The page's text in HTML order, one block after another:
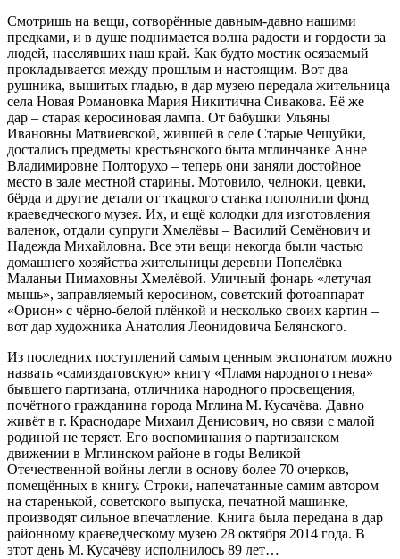
Смотришь на вещи, сотворённые давным-давно нашими
предками, и в душе поднимается волна радости и гордости за
людей, населявших наш край. Как будто мостик осязаемый
прокладывается между прошлым и настоящим. Вот два
рушника, вышитых гладью, в дар музею передала жительница
села Новая Романовка Мария Никитична Сивакова. Её же
дар – старая керосиновая лампа. От бабушки Ульяны
Ивановны Матвиевской, жившей в селе Старые Чешуйки,
достались предметы крестьянского быта мглинчанке Анне
Владимировне Полторухо – теперь они заняли достойное
место в зале местной старины. Мотовило, челноки, цевки,
бёрда и другие детали от ткацкого станка пополнили фонд
краеведческого музея. Их, и ещё колодки для изготовления
валенок, отдали супруги Хмелёвы – Василий Семёнович и
Надежда Михайловна. Все эти вещи некогда были частью
домашнего хозяйства жительницы деревни Попелёвка
Маланьи Пимаховны Хмелёвой. Уличный фонарь «летучая
мышь», заправляемый керосином, советский фотоаппарат
«Орион» с чёрно-белой плёнкой и несколько своих картин –
вот дар художника Анатолия Леонидовича Белянского.
Из последних поступлений самым ценным экспонатом можно
назвать «самиздатовскую» книгу «Пламя народного гнева»
бывшего партизана, отличника народного просвещения,
почётного гражданина города Мглина М. Кусачёва. Давно
живёт в г. Краснодаре Михаил Денисович, но связи с малой
родиной не теряет. Его воспоминания о партизанском
движении в Мглинском районе в годы Великой
Отечественной войны легли в основу более 70 очерков,
помещённых в книгу. Строки, напечатанные самим автором
на старенькой, советского выпуска, печатной машинке,
производят сильное впечатление. Книга была передана в дар
районному краеведческому музею 28 октября 2014 года. В
этот день М. Кусачёву исполнилось 89 лет…